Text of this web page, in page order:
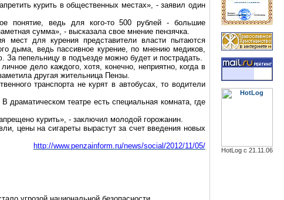
курить в общественных местах», - заявил один
понятие, ведь для кого-то 500 рублей - большие
сумма», - высказала свое мнение пензячка.
мест для курения представители власти пытаются
дыма, ведь пассивное курение, по мнению медиков,
За пепельницу в подъезде можно будет и пострадать.
дело каждого, хотя, конечно, неприятно, когда в
другая жительница Пензы.
транспорта не курят в автобусах, то водители
театре есть специальная комната, где
курить», - заключил молодой горожанин.
цены на сигареты вырастут за счет введения новых
http://www.penzainform.ru/news/social/2012/11/05/
HotLog с 21.11.06